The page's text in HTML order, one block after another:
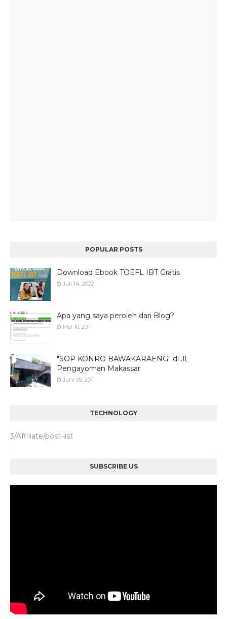
POPULAR POSTS
Download Ebook TOEFL IBT Gratis
Juli 14, 2022
Apa yang saya peroleh dari Blog?
Mei 10, 2011
"SOP KONRO BAWAKARAENG" di JL
Pengayoman Makassar
Juni 09, 2011
TECHNOLOGY
3/Affiliate/post-list
SUBSCRIBE US